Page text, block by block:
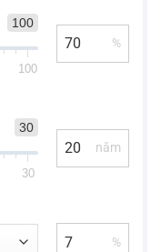
100
100
%
30
30
năm
%